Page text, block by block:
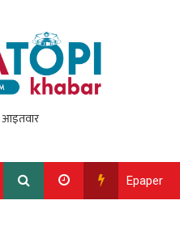
Epaper